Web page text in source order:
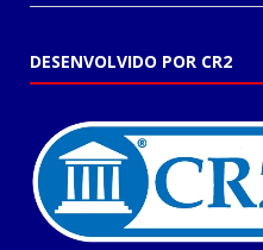
DESENVOLVIDO POR CR2